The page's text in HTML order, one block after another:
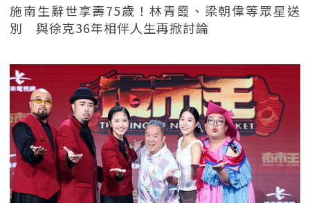
施南生辭世享壽75歲！林青霞、梁朝偉等眾星送
別 與徐克36年相伴人生再掀討論